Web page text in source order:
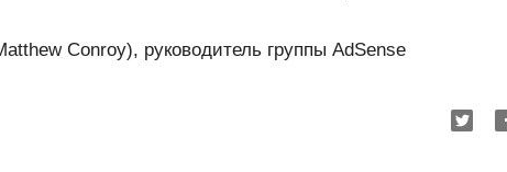
Conroy), руководитель группы AdSense